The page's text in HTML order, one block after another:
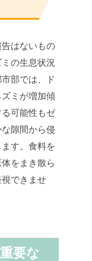
はないもの
の生息状況
部では、ド
ミが増加傾
可能性もゼ
隙間から侵
す。食料を
をまき散ら
できませ
要な